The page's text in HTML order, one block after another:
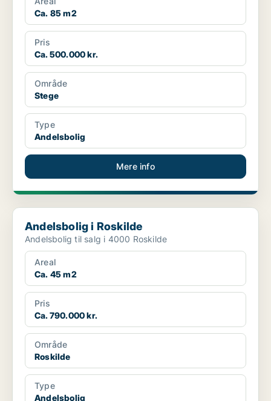
Ca. 85 m2
Pris
Ca. 500.000 kr.
Område
Stege
Type
Andelsbolig
Mere info
Andelsbolig i Roskilde
Andelsbolig i Roskilde
Andelsbolig til salg i 4000 Roskilde
Areal
Ca. 45 m2
Pris
Ca. 790.000 kr.
Område
Roskilde
Type
Andelsbolig